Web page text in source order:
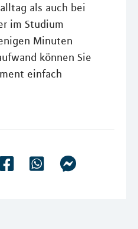
als auch bei
im Studium
Minuten
können Sie
einfach